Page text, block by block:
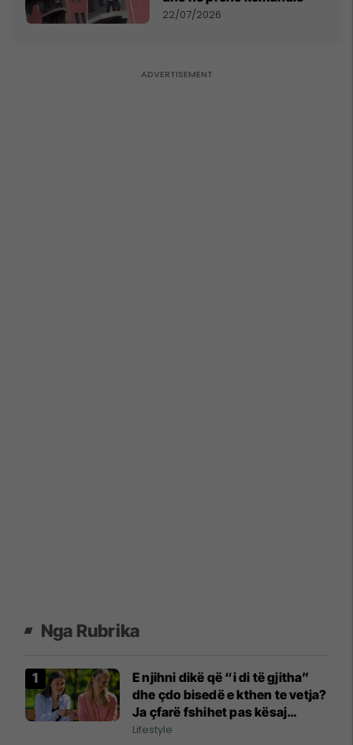
22/07/2026
Nga Rubrika
E njihni dikë që “i di të gjitha”
dhe çdo bisedë e kthen te vetja?
Ja çfarë fshihet pas kësaj
sjelljeje
Lifestyle